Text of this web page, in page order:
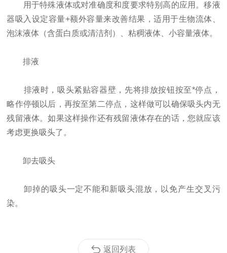
用于特殊液体或对准确度和度要求特别高的应用。移液
器吸入设定容量+额外容量来改善结果，适用于生物流体、
泡沫液体（含蛋白质或清洁剂）、粘稠液体、小容量液体。
排液
排液时，吸头紧贴容器壁，先将排放按钮按至*停点，
略作停顿以后，再按至第二停点，这样做可以确保吸头内无
残留液体。如果这样操作还有残留液体存在的话，您就应该
考虑更换吸头了。
卸去吸头
卸掉的吸头一定不能和新吸头混放，以免产生交叉污
染。
返回列表